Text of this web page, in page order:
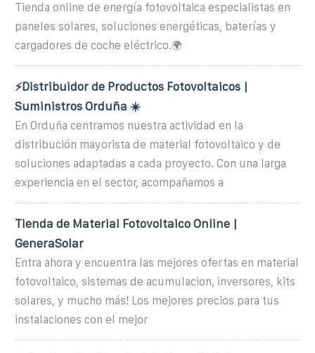
Tienda online de energía fotovoltaica especialistas en
paneles solares, soluciones energéticas, baterías y
cargadores de coche eléctrico.🌍️
⚡Distribuidor de Productos Fotovoltaicos |
Suministros Orduña ☀️
En Orduña centramos nuestra actividad en la
distribución mayorista de material fotovoltaico y de
soluciones adaptadas a cada proyecto. Con una larga
experiencia en el sector, acompañamos a
Tienda de Material Fotovoltaico Online |
GeneraSolar
Entra ahora y encuentra las mejores ofertas en material
fotovoltaico, sistemas de acumulacion, inversores, kits
solares, y mucho más! Los mejores precios para tus
instalaciones con el mejor